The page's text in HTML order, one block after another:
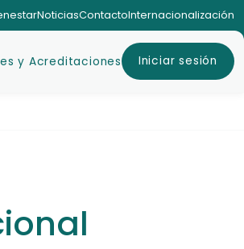
NoticiasContactoInternacionalización
y Acreditaciones Iniciar sesión